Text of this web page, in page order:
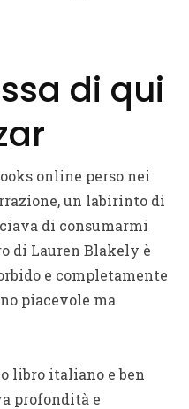
di qui
online perso nei
un labirinto di
di consumarmi
di Lauren Blakely è
e completamente
piacevole ma
libro italiano e ben
profondità e